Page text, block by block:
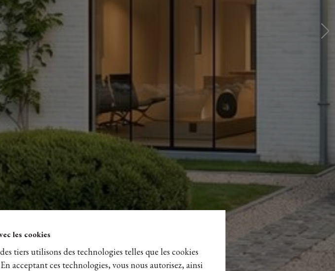
les cookies
tiers utilisons des technologies telles que les cookies
acceptant ces technologies, vous nous autorisez, ainsi